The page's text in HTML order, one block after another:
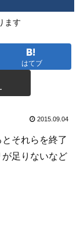
ます
はてブ
2015.09.04
それらを終了
足りないなど